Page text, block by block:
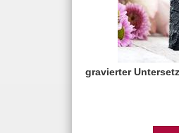
gravierter